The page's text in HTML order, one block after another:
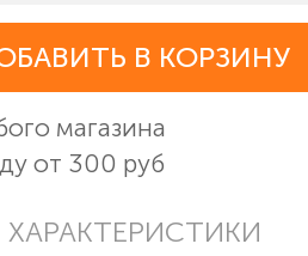
В КОРЗИНУ
магазина
от 300 руб
ХАРАКТЕРИСТИКИ